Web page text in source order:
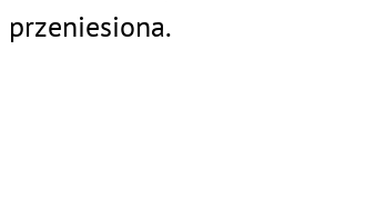
przeniesiona.